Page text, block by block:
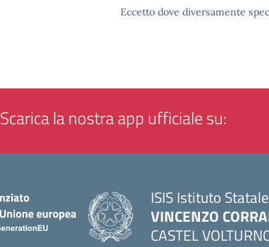
Eccetto dove diversamente
Scarica la nostra app ufficiale su:
ISIS Istituto
VINCENZO
CASTEL